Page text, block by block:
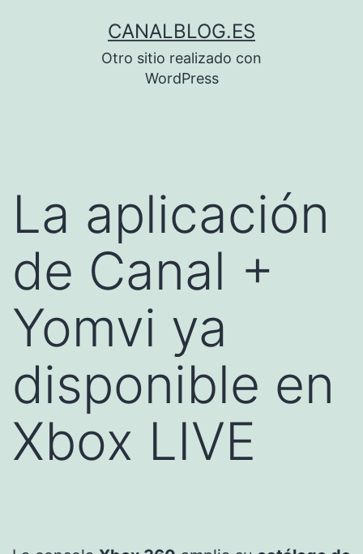
CANALBLOG.ES
Otro sitio realizado con
WordPress
La aplicación
de Canal +
Yomvi ya
disponible en
Xbox LIVE